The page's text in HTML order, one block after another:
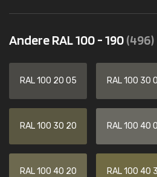
Andere RAL 100 - 190(496)
RAL 100 20 05 RAL 100 30
RAL 100 30 20 RAL 100 40
RAL 100 40 20 RAL 100 40